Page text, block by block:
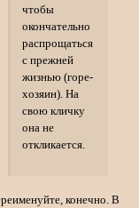
чтобы
окончательно
распрощаться
с прежней
жизнью (горе-
хозяин). На
свою кличку
она не
откликается.
конечно. В